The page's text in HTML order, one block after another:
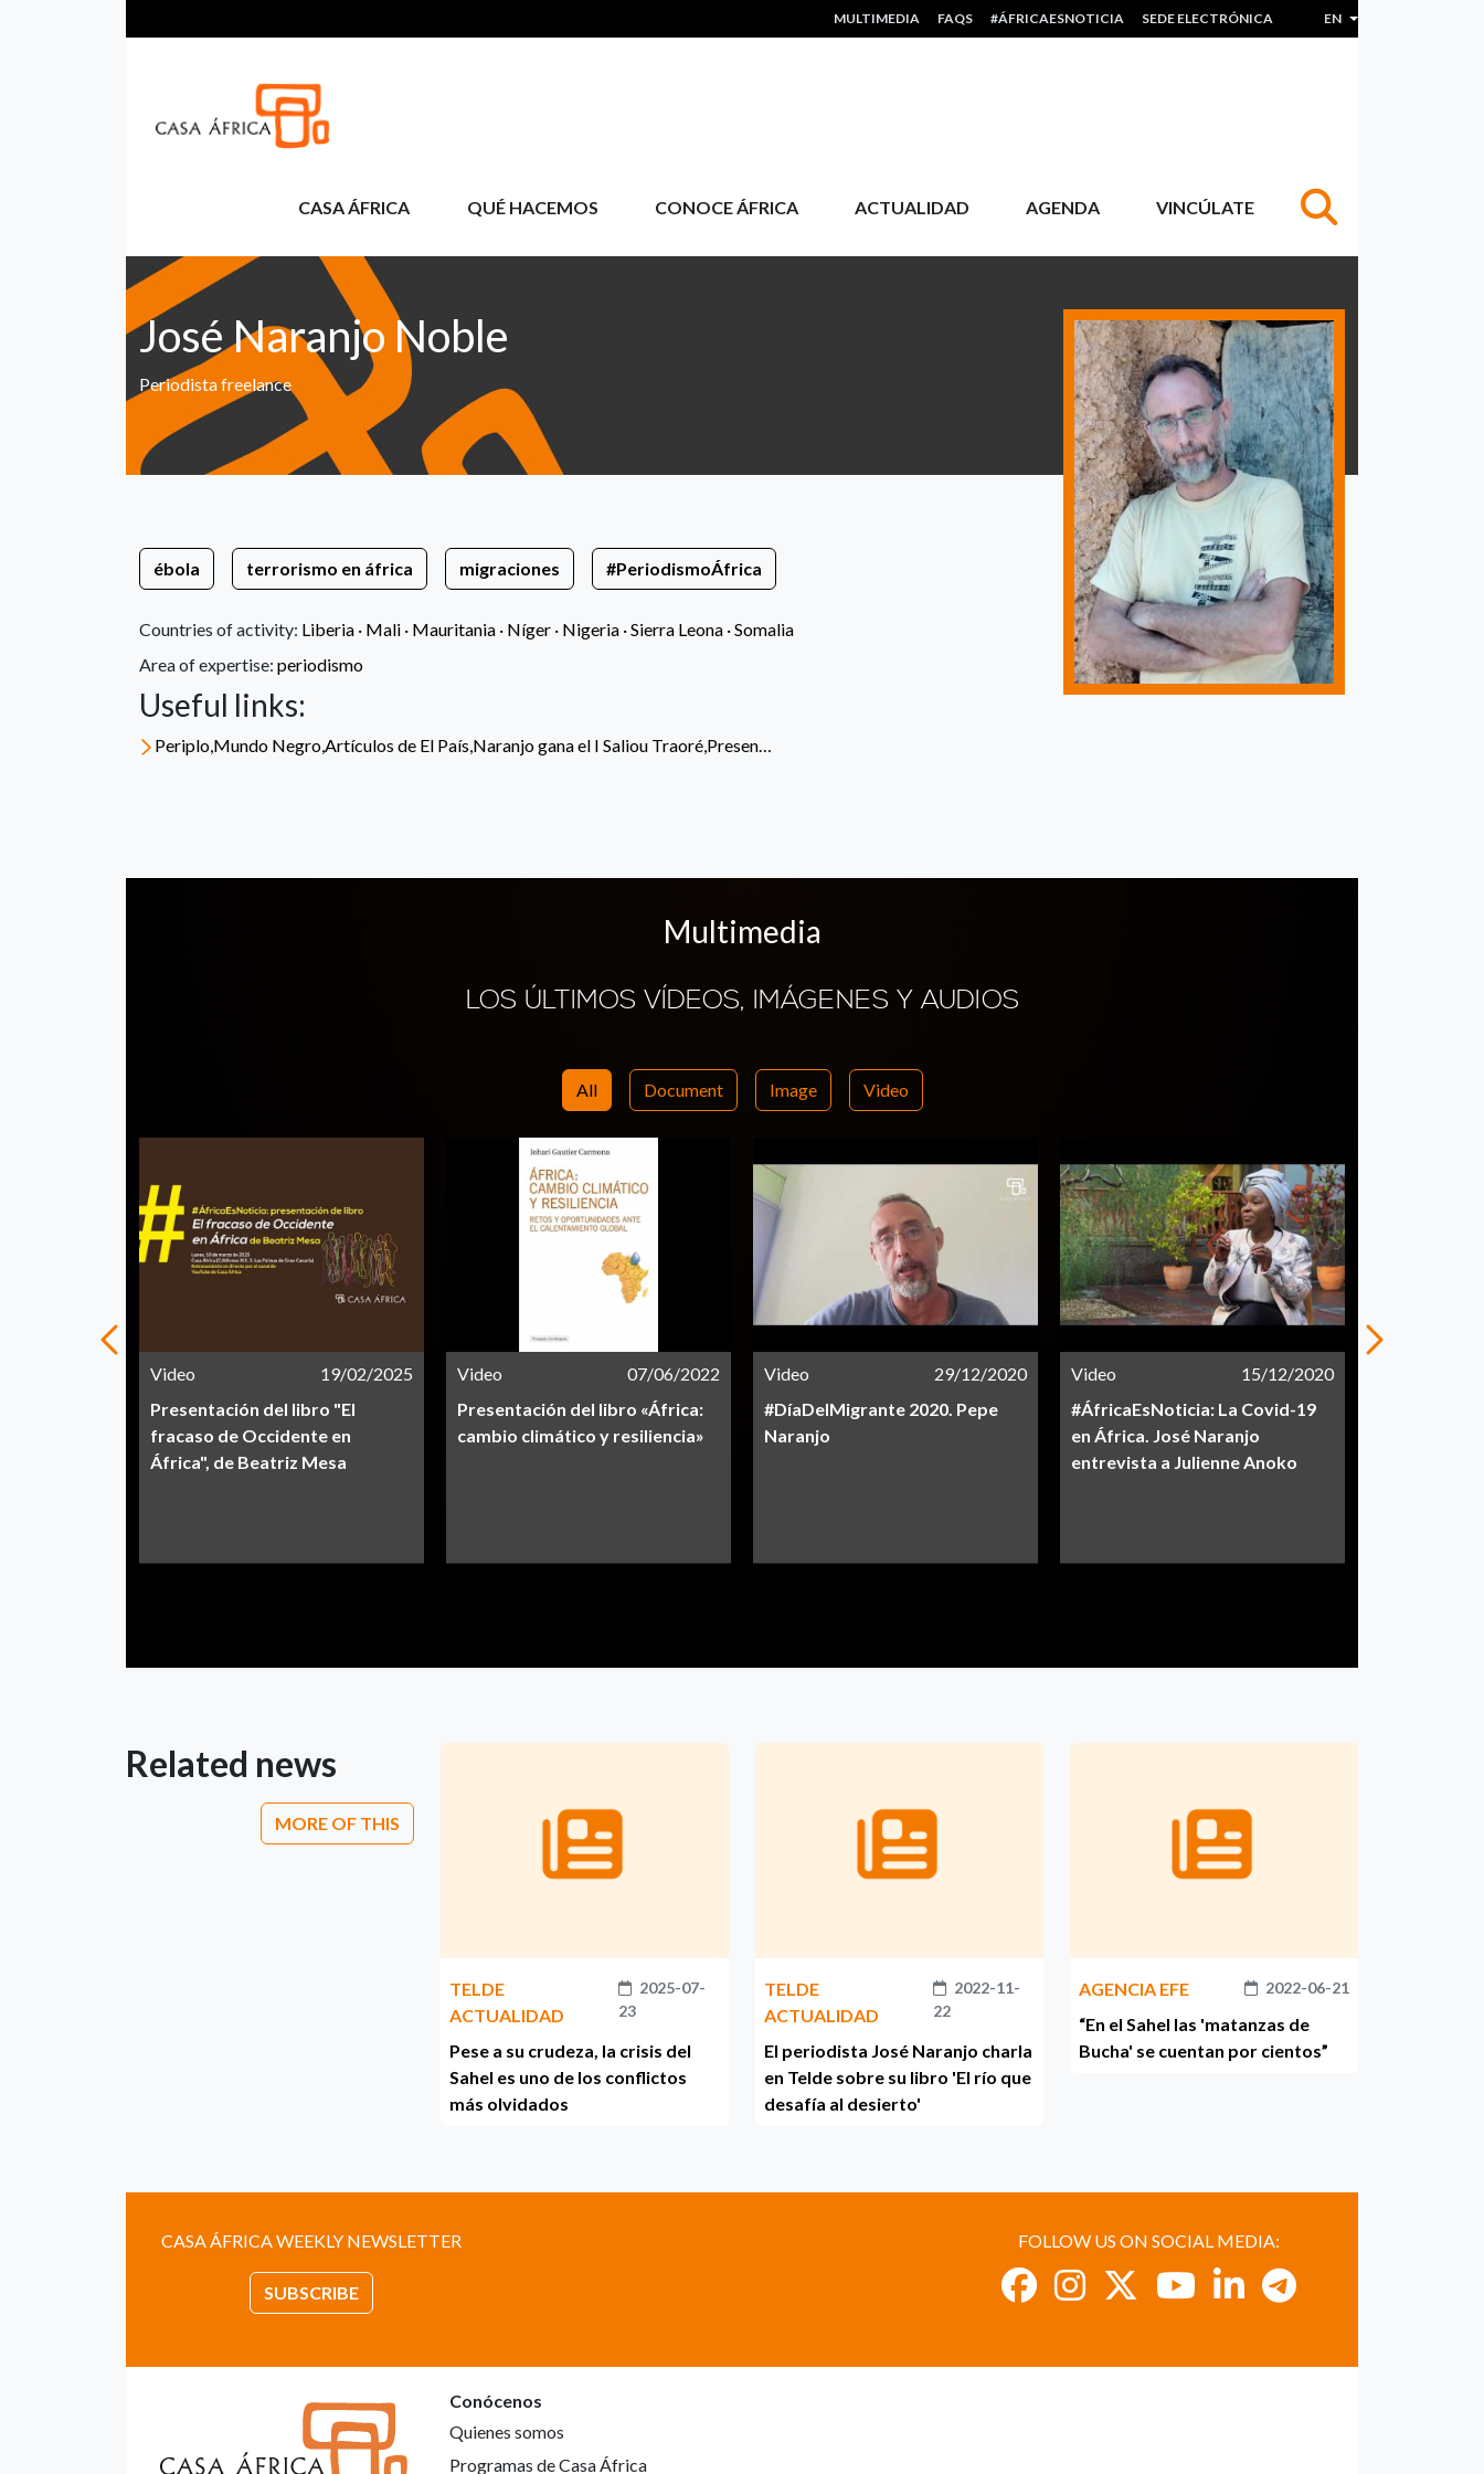
HEADER MENU
MULTIMEDIA FAQS #ÁFRICAESNOTICIA SEDE ELECTRÓNICA EN List additional actions
CASA ÁFRICA QUÉ HACEMOS CONOCE ÁFRICA ACTUALIDAD AGENDA VINCÚLATE
José Naranjo Noble
Periodista freelance
ébola terrorismo en áfrica migraciones #PeriodismoÁfrica
Countries of activity: Liberia · Mali · Mauritania · Níger · Nigeria ·Sierra Leona ·Somalia
Area of expertise: periodismo
Useful links:
Periplo,Mundo Negro,Artículos de El País,Naranjo gana el I Saliou Traoré,Presen…
Multimedia
LOS ÚLTIMOS VÍDEOS, IMÁGENES Y AUDIOS
All Document Image Video
Video
19/02/2025
Presentación del libro "El
fracaso de Occidente en
África", de Beatriz Mesa
Video
07/06/2022
Presentación del libro «África:
cambio climático y resiliencia»
Video
29/12/2020
#DíaDelMigrante 2020. Pepe
Naranjo
Video
15/12/2020
#ÁfricaEsNoticia: La Covid-19
en África. José Naranjo
entrevista a Julienne Anoko
Related news
MORE OF THIS
TELDE
ACTUALIDAD
2025-07-
23
Pese a su crudeza, la crisis del
Sahel es uno de los conflictos
más olvidados
TELDE
ACTUALIDAD
2022-11-
22
El periodista José Naranjo charla
en Telde sobre su libro 'El río que
desafía al desierto'
AGENCIA EFE 2022-06-21
“En el Sahel las 'matanzas de
Bucha' se cuentan por cientos”
CASA ÁFRICA WEEKLY NEWSLETTER
SUBSCRIBE
FOLLOW US ON SOCIAL MEDIA:
Conócenos
Quienes somos
Programas de Casa África